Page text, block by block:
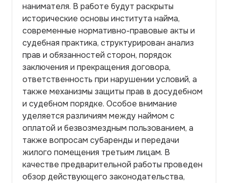
нанимателя. В работе будут раскрыты
исторические основы института найма,
современные нормативно-правовые акты и
судебная практика, структурирован анализ
прав и обязанностей сторон, порядок
заключения и прекращения договора,
ответственность при нарушении условий, а
также механизмы защиты прав в досудебном
и судебном порядке. Особое внимание
уделяется различиям между наймом с
оплатой и безвозмездным пользованием, а
также вопросам субаренды и передачи
жилого помещения третьим лицам. В
качестве предварительной работы проведен
обзор действующего законодательства,